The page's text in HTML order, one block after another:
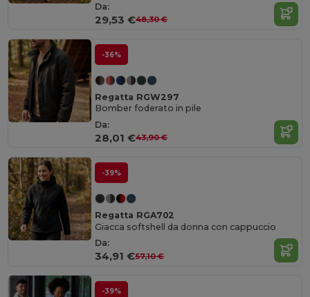
Da:
29,53 €48,30 €
-36%
Regatta RGW297
Bomber foderato in pile
Da:
28,01 €43,90 €
-39%
Regatta RGA702
Giacca softshell da donna con cappuccio
Da:
34,91 €57,10 €
-39%